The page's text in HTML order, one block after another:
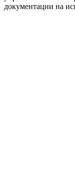
документации на